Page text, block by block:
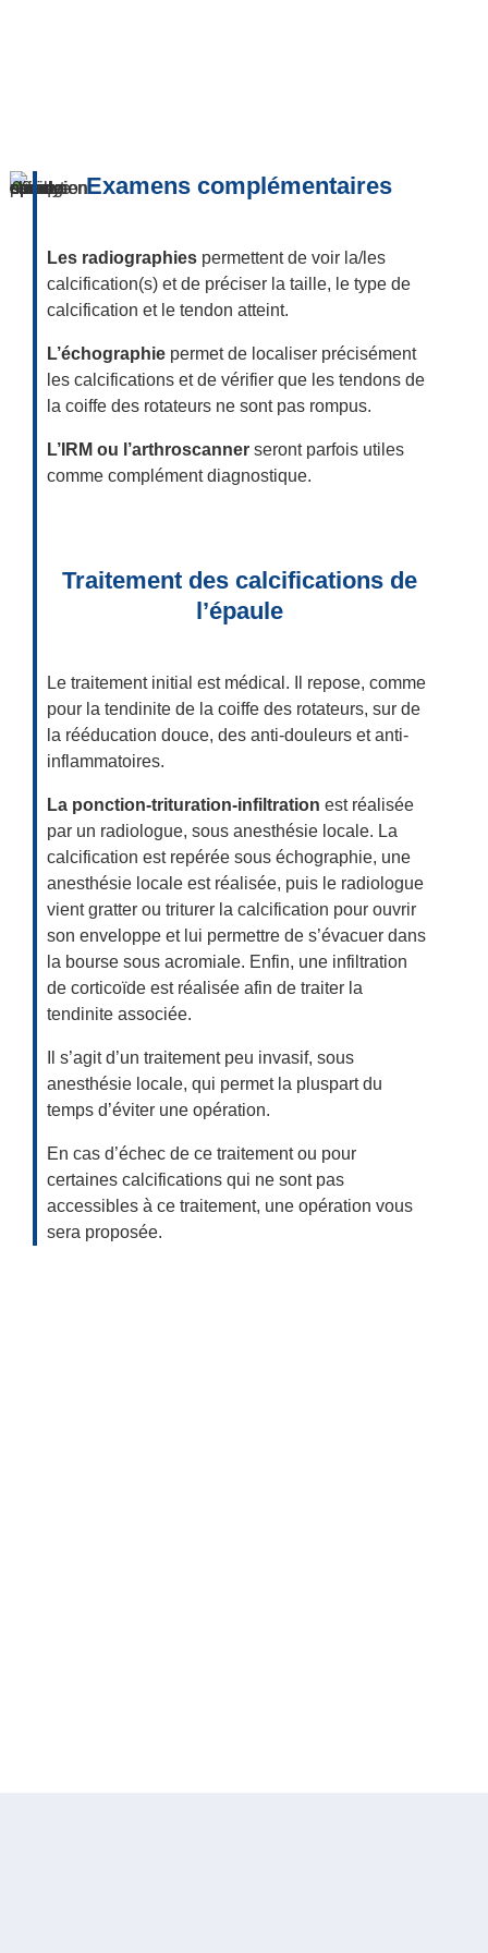
Examens complémentaires
Les radiographies permettent de voir la/les
calcification(s) et de préciser la taille, le type de
calcification et le tendon atteint.
L’échographie permet de localiser précisément
les calcifications et de vérifier que les tendons de
la coiffe des rotateurs ne sont pas rompus.
L’IRM ou l’arthroscanner seront parfois utiles
comme complément diagnostique.
Traitement des calcifications de
l’épaule
Le traitement initial est médical. Il repose, comme
pour la tendinite de la coiffe des rotateurs, sur de
la rééducation douce, des anti-douleurs et anti-
inflammatoires.
La ponction-trituration-infiltration est réalisée
par un radiologue, sous anesthésie locale. La
calcification est repérée sous échographie, une
anesthésie locale est réalisée, puis le radiologue
vient gratter ou triturer la calcification pour ouvrir
son enveloppe et lui permettre de s’évacuer dans
la bourse sous acromiale. Enfin, une infiltration
de corticoïde est réalisée afin de traiter la
tendinite associée.
Il s’agit d’un traitement peu invasif, sous
anesthésie locale, qui permet la pluspart du
temps d’éviter une opération.
En cas d’échec de ce traitement ou pour
certaines calcifications qui ne sont pas
accessibles à ce traitement, une opération vous
sera proposée.